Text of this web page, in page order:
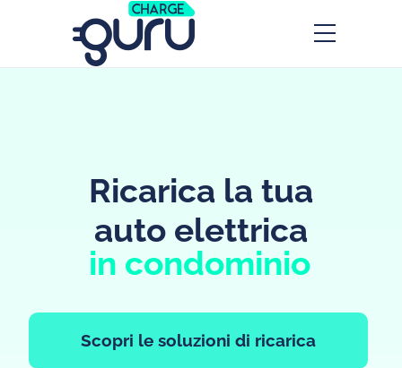
in condominio
Ricarica la tua
auto elettrica
Scopri le soluzioni di ricarica